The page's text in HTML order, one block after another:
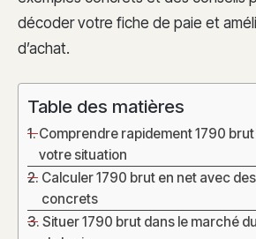
décoder votre fiche de paie et
d’achat.
Table des matières
Comprendre rapidement 1790
votre situation
Calculer 1790 brut en net avec
concrets
Situer 1790 brut dans le marché